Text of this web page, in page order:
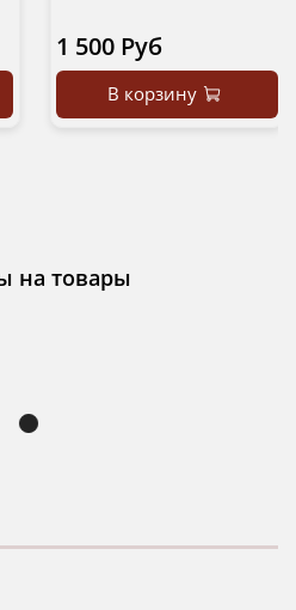
1 500 Руб
В корзину
на товары